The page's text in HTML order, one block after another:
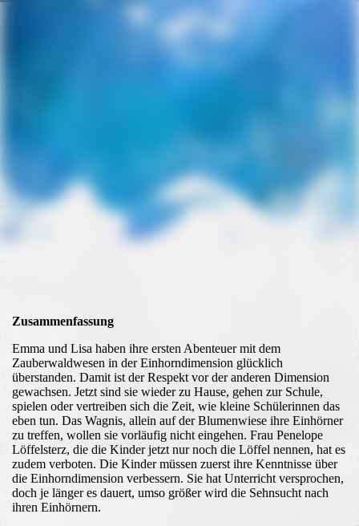
Zusammenfassung
Emma und Lisa haben ihre ersten Abenteuer mit dem
Zauberwaldwesen in der Einhorndimension glücklich
überstanden. Damit ist der Respekt vor der anderen Dimension
gewachsen. Jetzt sind sie wieder zu Hause, gehen zur Schule,
spielen oder vertreiben sich die Zeit, wie kleine Schülerinnen das
eben tun. Das Wagnis, allein auf der Blumenwiese ihre Einhörner
zu treffen, wollen sie vorläufig nicht eingehen. Frau Penelope
Löffelsterz, die die Kinder jetzt nur noch die Löffel nennen, hat es
zudem verboten. Die Kinder müssen zuerst ihre Kenntnisse über
die Einhorndimension verbessern. Sie hat Unterricht versprochen,
doch je länger es dauert, umso größer wird die Sehnsucht nach
ihren Einhörnern.